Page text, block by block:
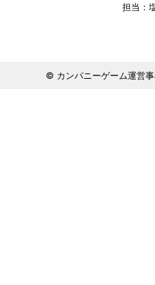
担当：
© カンパニーゲーム運営